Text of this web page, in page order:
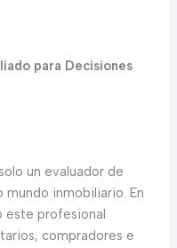
para Decisiones
un evaluador de
mundo inmobiliario. En
este profesional
compradores e